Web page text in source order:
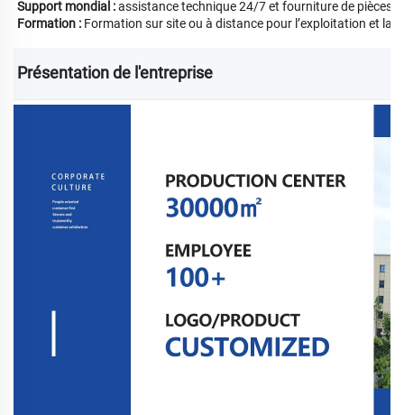
Support mondial :assistance technique 24/7 et fourniture de pièces
Formation : Formation sur site ou à distance pour l’exploitation et la
Présentation de l'entreprise